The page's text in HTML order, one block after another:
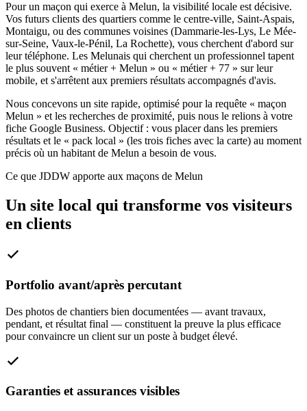
Pour un maçon qui exerce à Melun, la visibilité locale est décisive.
Vos futurs clients des quartiers comme le centre-ville, Saint-Aspais,
Montaigu, ou des communes voisines (Dammarie-les-Lys, Le Mée-
sur-Seine, Vaux-le-Pénil, La Rochette), vous cherchent d'abord sur
leur téléphone. Les Melunais qui cherchent un professionnel tapent
le plus souvent « métier + Melun » ou « métier + 77 » sur leur
mobile, et s'arrêtent aux premiers résultats accompagnés d'avis.
Nous concevons un site rapide, optimisé pour la requête « maçon
Melun » et les recherches de proximité, puis nous le relions à votre
fiche Google Business. Objectif : vous placer dans les premiers
résultats et le « pack local » (les trois fiches avec la carte) au moment
précis où un habitant de Melun a besoin de vous.
Ce que JDDW apporte aux maçons de Melun
Un site local qui transforme vos visiteurs
en clients
Portfolio avant/après percutant
Des photos de chantiers bien documentées — avant travaux,
pendant, et résultat final — constituent la preuve la plus efficace
pour convaincre un client sur un poste à budget élevé.
Garanties et assurances visibles